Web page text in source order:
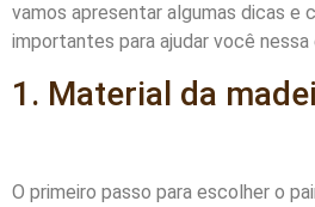
vamos apresentar algumas dicas e
importantes para ajudar você nessa
1. Material da
O primeiro passo para escolher o